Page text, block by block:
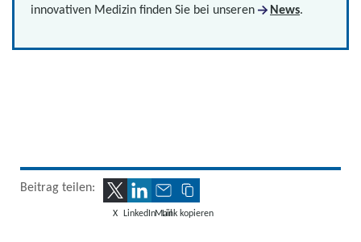
innovativen Medizin finden Sie bei unseren
News.
Beitrag teilen:
X LinkedInMailLink kopieren